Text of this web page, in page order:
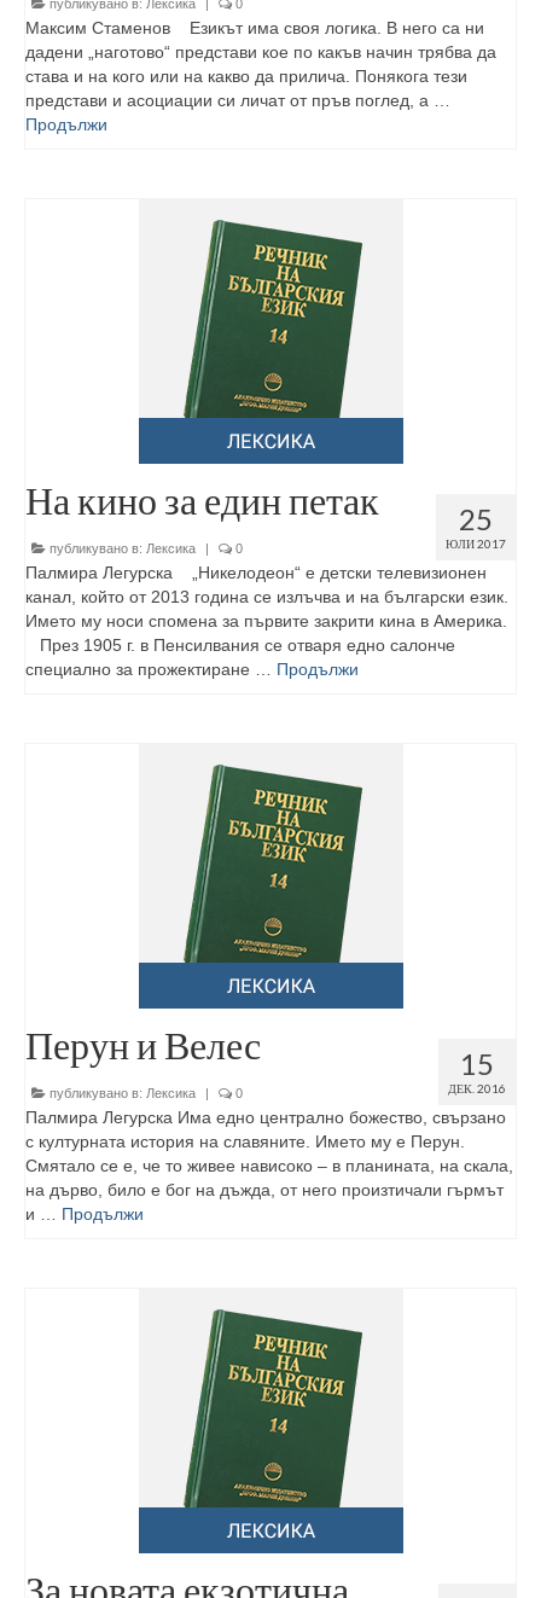
публикувано в: Лексика | 0
Максим Стаменов Езикът има своя логика. В него са ни
дадени „наготово“ представи кое по какъв начин трябва да
става и на кого или на какво да прилича. Понякога тези
представи и асоциации си личат от пръв поглед, а …
Продължи
25
ЮЛИ 2017
На кино за един петак
публикувано в: Лексика | 0
Палмира Легурска „Никелодеон“ е детски телевизионен
канал, който от 2013 година се излъчва и на български език.
Името му носи спомена за първите закрити кина в Америка.
През 1905 г. в Пенсилвания се отваря едно салонче
специално за прожектиране … Продължи
15
ДЕК. 2016
Перун и Велес
публикувано в: Лексика | 0
Палмира Легурска Има едно централно божество, свързано
с културната история на славяните. Името му е Перун.
Смятало се е, че то живее нависоко – в планината, на скала,
на дърво, било е бог на дъжда, от него произтичали гърмът
и … Продължи